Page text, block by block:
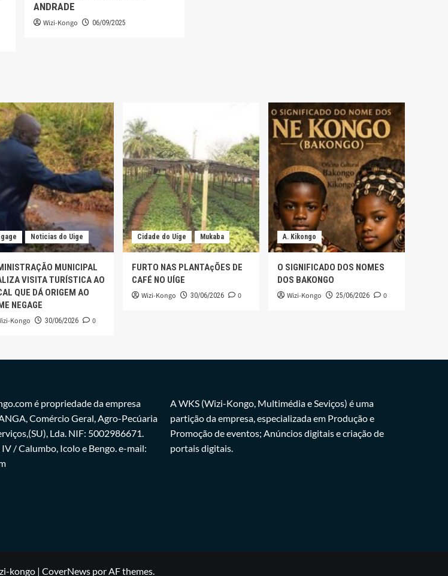
ANDRADE
Wizi-Kongo 06/09/2025
Noticias do Uige
MUNICIPAL
VISITA TURÍSTICA AO
QUE DÁ ORIGEM AO
NEGAGE
Kongo 30/06/2026 0
Cidade do Uíge Mukaba
FURTO NAS PLANTAçÕES DE
CAFÉ NO UÍGE
Wizi-Kongo 30/06/2026 0
A. Kikongo
O SIGNIFICADO DOS NOMES
DOS BAKONGO
Wizi-Kongo 25/06/2026 0
é propriedade da empresa
Comércio Geral, Agro-Pecúaria
Lda. NIF: 5002986671.
/ Calumbo, Icolo e Bengo. e-mail:
A WKS (Wizi-Kongo, Multimédia e Seviços) é uma
partição da empresa, especializada em Produção e
Promoção de eventos; Anúncios digitais e criação de
portais digitais.
kongo | CoverNews por AF themes.